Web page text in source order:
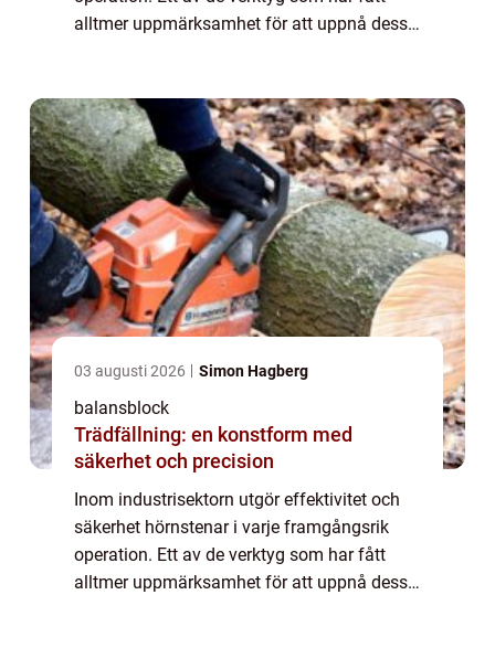
alltmer uppmärksamhet för att uppnå dessa
03 augusti 2026 Simon Hagberg
balansblock
Trädfällning: en konstform med
säkerhet och precision
Inom industrisektorn utgör effektivitet och
säkerhet hörnstenar i varje framgångsrik
operation. Ett av de verktyg som har fått
alltmer uppmärksamhet för att uppnå dessa